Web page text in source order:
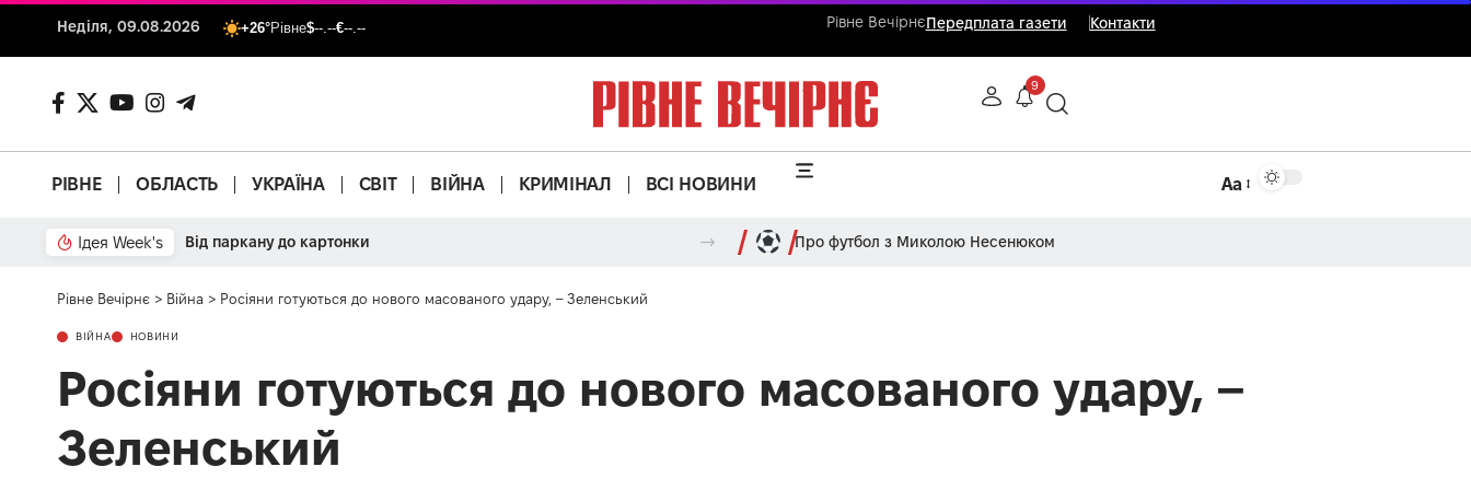
Неділя, 09.08.2026 +26°Рівне$--.--€--.-- Рівне ВечірнєПередплата газети Контакти
9
РІВНЕ ОБЛАСТЬ УКРАЇНА СВІТ ВІЙНА КРИМІНАЛ ВСІ НОВИНИ Аа
Ідея Week's Від паркану до картонки Про футбол з Миколою Несенюком
Рівне Вечірнє > Війна > Росіяни готуються до нового масованого удару, – Зеленський
ВІЙНА НОВИНИ
Росіяни готуються до нового масованого удару, –
Зеленський